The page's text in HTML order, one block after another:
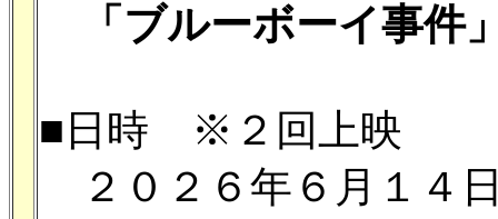
「ブルーボーイ事件
■日時 ※２回上映
２０２６年６月１４